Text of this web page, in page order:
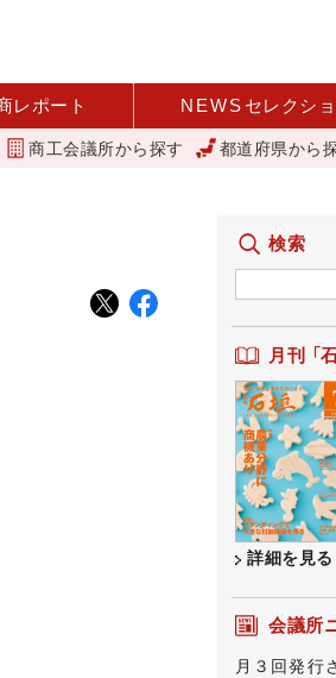
レポート NEWS セレクシ
省 変革と価値共創による日本経済の再
商工会議所から探す 都道府県から
検索
月刊 「
詳細を見る
会議所
月３回発行